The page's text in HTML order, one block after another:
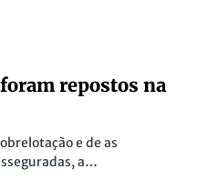
repostos na
e de as
a…